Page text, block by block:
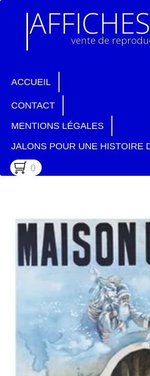
vente de
ACCUEIL
CONTACT
MENTIONS LÉGALES
JALONS POUR UNE HISTOIRE
0